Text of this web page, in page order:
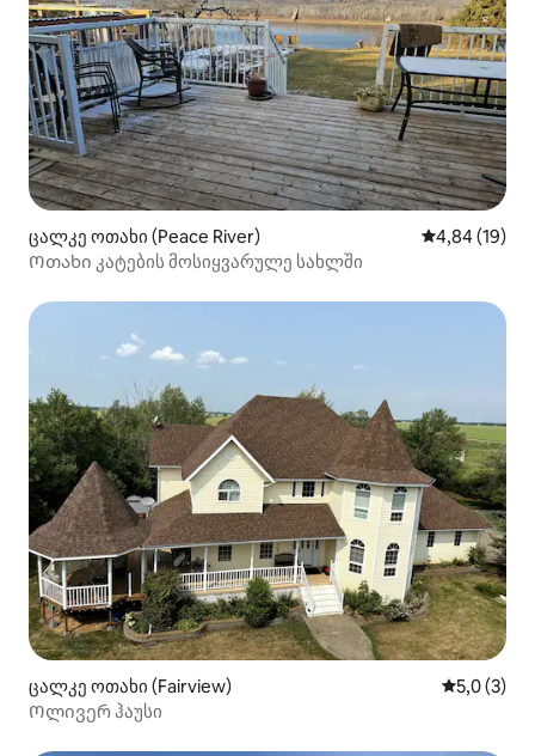
ცალკე ოთახი (Peace River) საშუალო
4,84 (19)
Ოთახი კატების მოსიყვარულე სახლში
ცალკე ოთახი (Fairview) საშუალო
5,0 (3)
Ოლივერ ჰაუსი